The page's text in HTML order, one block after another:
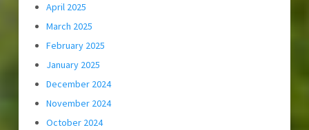
April 2025
March 2025
February 2025
January 2025
December 2024
November 2024
October 2024